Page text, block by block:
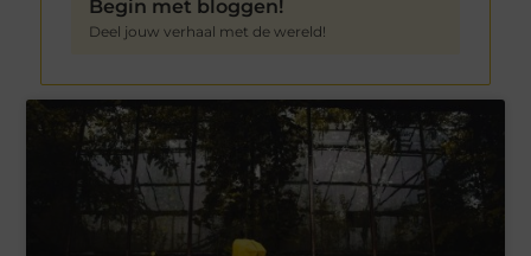
Begin met bloggen!
Deel jouw verhaal met de wereld!